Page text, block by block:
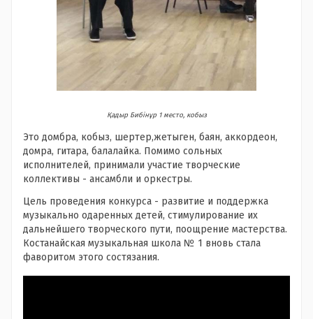
Қадыр Бибінұр 1 место, кобыз
Это домбра, кобыз, шертер,жетыген, баян, аккордеон,
домра, гитара, балалайка. Помимо сольных
исполнителей, принимали участие творческие
коллективы - ансамбли и оркестры.
Цель проведения конкурса - развитие и поддержка
музыкально одаренных детей, стимулирование их
дальнейшего творческого пути, поощрение мастерства.
Костанайская музыкальная школа № 1 вновь стала
фаворитом этого состязания.